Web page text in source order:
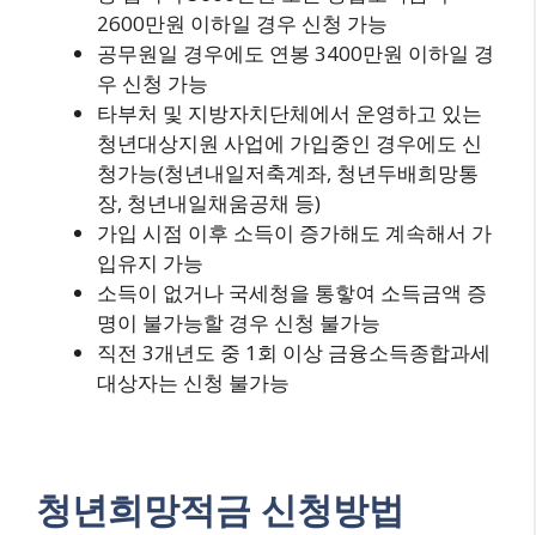
2600만원 이하일 경우 신청 가능
공무원일 경우에도 연봉 3400만원 이하일 경
우 신청 가능
타부처 및 지방자치단체에서 운영하고 있는
청년대상지원 사업에 가입중인 경우에도 신
청가능(청년내일저축계좌, 청년두배희망통
장, 청년내일채움공채 등)
가입 시점 이후 소득이 증가해도 계속해서 가
입유지 가능
소득이 없거나 국세청을 통핳여 소득금액 증
명이 불가능할 경우 신청 불가능
직전 3개년도 중 1회 이상 금융소득종합과세
대상자는 신청 불가능
청년희망적금 신청방법